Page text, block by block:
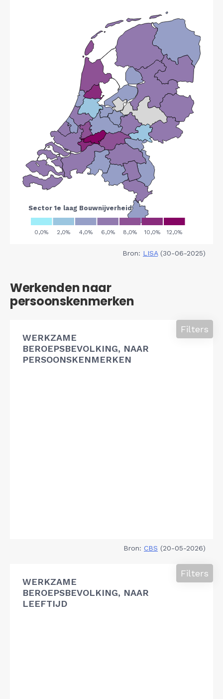
Bron: LISA(30-06-2025)
Werkenden naar
persoonskenmerken
WERKZAME
BEROEPSBEVOLKING, NAAR
PERSOONSKENMERKEN
Filters
Bron: CBS (20-05-2026)
WERKZAME
BEROEPSBEVOLKING, NAAR
LEEFTIJD
Filters